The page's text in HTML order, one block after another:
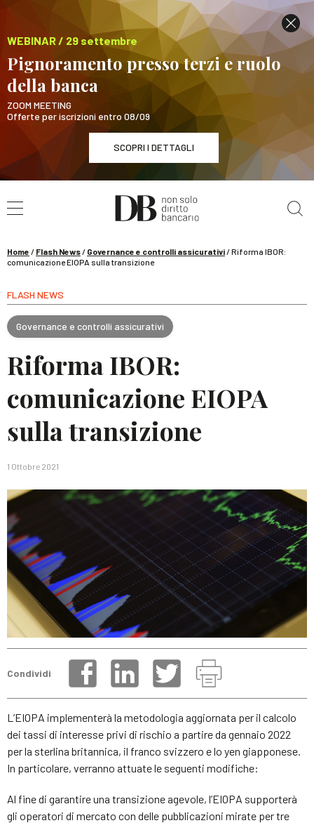
WEBINAR / 29 settembre
Pignoramento presso terzi e ruolo
della banca
ZOOM MEETING
Offerte per iscrizioni entro 08/09
SCOPRI I DETTAGLI
WEBINAR / 29 settembre
Pignoramento presso terzi e ruolo della banca
Home / Flash News/ Governance e controlli assicurativi/Riforma IBOR:
comunicazione EIOPA sulla transizione
FLASH NEWS
Governance e controlli assicurativi
Riforma IBOR:
comunicazione EIOPA
sulla transizione
1 Ottobre 2021
Condividi
L’EIOPA implementerà la metodologia aggiornata per il calcolo
dei tassi di interesse privi di rischio a partire da gennaio 2022
per la sterlina britannica, il franco svizzero e lo yen giapponese.
In particolare, verranno attuate le seguenti modifiche:
Al fine di garantire una transizione agevole, l’EIOPA supporterà
gli operatori di mercato con delle pubblicazioni mirate per tre